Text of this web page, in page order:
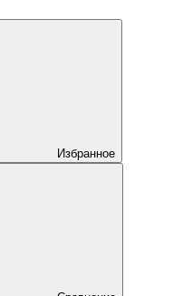
Избранное